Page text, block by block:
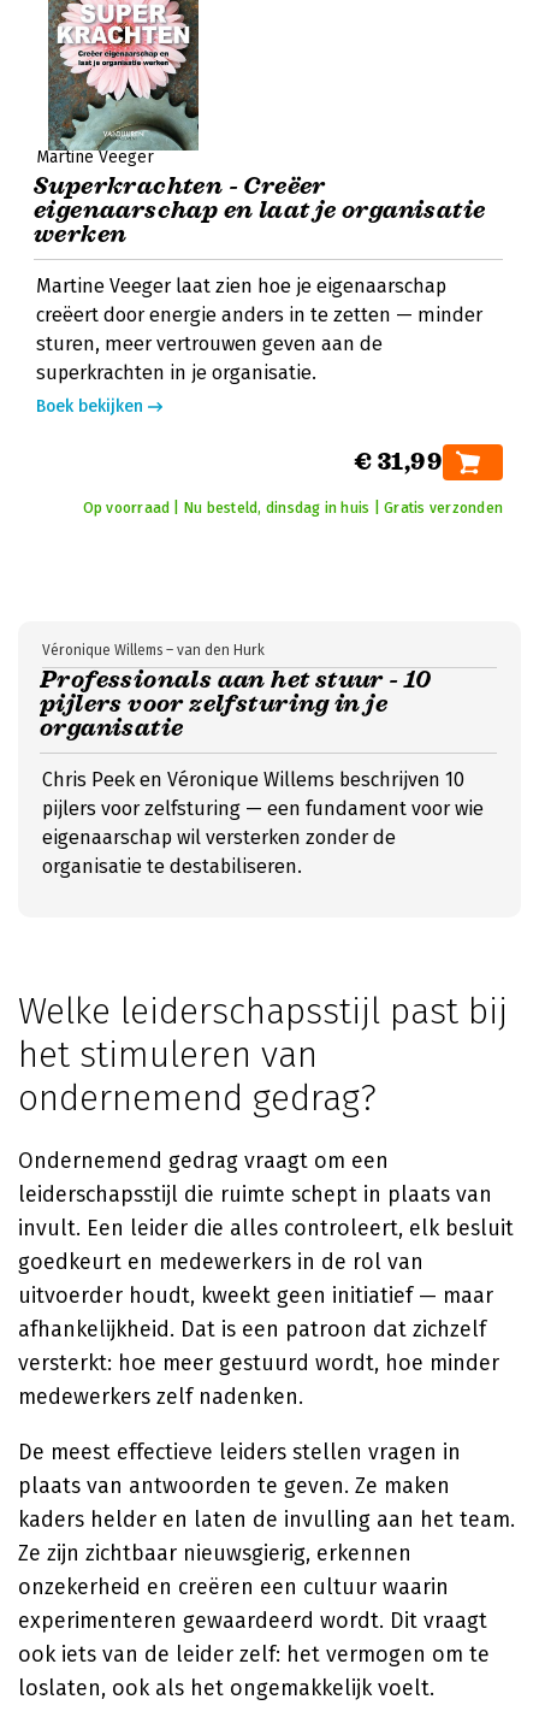
Martine Veeger
Superkrachten - Creëer
eigenaarschap en laat je organisatie
werken
Martine Veeger laat zien hoe je eigenaarschap
creëert door energie anders in te zetten — minder
sturen, meer vertrouwen geven aan de
superkrachten in je organisatie.
Boek bekijken
€ 31,99
Op voorraad | Nu besteld, dinsdag in huis | Gratis verzonden
Professionals aan het stuur - 10
pijlers voor zelfsturing in je
organisatie
Véronique Willems – van den Hurk
Chris Peek en Véronique Willems beschrijven 10
pijlers voor zelfsturing — een fundament voor wie
eigenaarschap wil versterken zonder de
organisatie te destabiliseren.
Welke leiderschapsstijl past bij
het stimuleren van
ondernemend gedrag?
Ondernemend gedrag vraagt om een
leiderschapsstijl die ruimte schept in plaats van
invult. Een leider die alles controleert, elk besluit
goedkeurt en medewerkers in de rol van
uitvoerder houdt, kweekt geen initiatief — maar
afhankelijkheid. Dat is een patroon dat zichzelf
versterkt: hoe meer gestuurd wordt, hoe minder
medewerkers zelf nadenken.
De meest effectieve leiders stellen vragen in
plaats van antwoorden te geven. Ze maken
kaders helder en laten de invulling aan het team.
Ze zijn zichtbaar nieuwsgierig, erkennen
onzekerheid en creëren een cultuur waarin
experimenteren gewaardeerd wordt. Dit vraagt
ook iets van de leider zelf: het vermogen om te
loslaten, ook als het ongemakkelijk voelt.